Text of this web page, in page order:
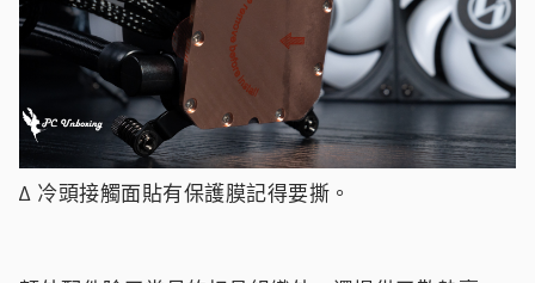
∆ 冷頭接觸面貼有保護膜記得要撕。